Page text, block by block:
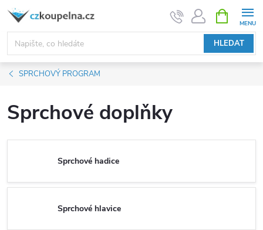
Přejít
obsah
HLEDAT
NÁKUPNÍ
KOŠÍK
SPRCHOVÝ PROGRAM
Sprchové doplňky
Sprchové hadice
Sprchové hlavice